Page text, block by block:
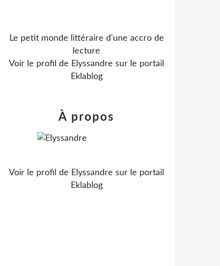
Le petit monde littéraire d'une accro de
lecture
Voir le profil de Elyssandre sur le portail
Eklablog
À propos
Voir le profil de Elyssandre sur le portail
Eklablog